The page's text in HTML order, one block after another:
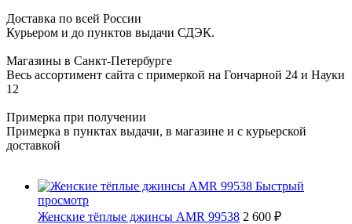
Доставка по всей России
Курьером и до пунктов выдачи СДЭК.
Магазины в Санкт-Петербурге
Весь ассортимент сайта с примеркой на Гончарной 24 и Науки
12
Примерка при получении
Примерка в пунктах выдачи, в магазине и с курьерской
доставкой
Быстрый
просмотр
Женские тёплые джинсы AMR 99538 2 600 ₽